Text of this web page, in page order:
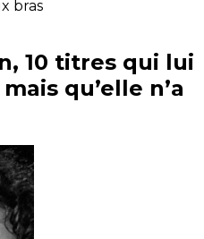
bras
10 titres qui lui
qu’elle n’a